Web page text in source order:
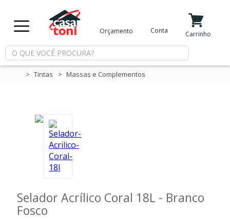
Minha Conta
Meus Favoritos
Departamentos
Orçamento Conta Carrinho
Tintas Massas e Complementos
Selador Acrílico Coral 18L - Branco
Fosco